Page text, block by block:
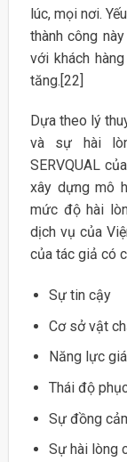
lúc, mọi nơi.
thành công
với khách
tăng.[22]
Dựa theo lý
và sự hài
SERVQUAL
xây dựng mô
mức độ hài
dịch vụ của
của tác giả có
Sự tin cậy
Cơ sở vật
Năng lực
Thái độ
Sự đồng
Sự hài lòng